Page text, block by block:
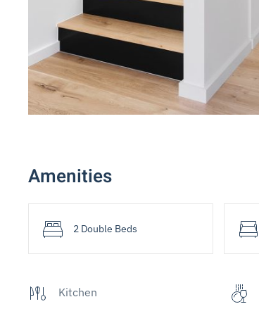
Amenities
2 Double Beds
Kitchen